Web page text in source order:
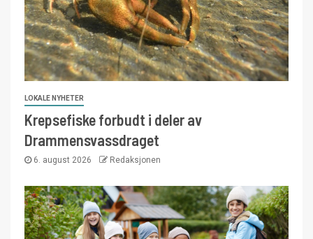
LOKALE NYHETER
Krepsefiske forbudt i deler av
Drammensvassdraget
6. august 2026 Redaksjonen